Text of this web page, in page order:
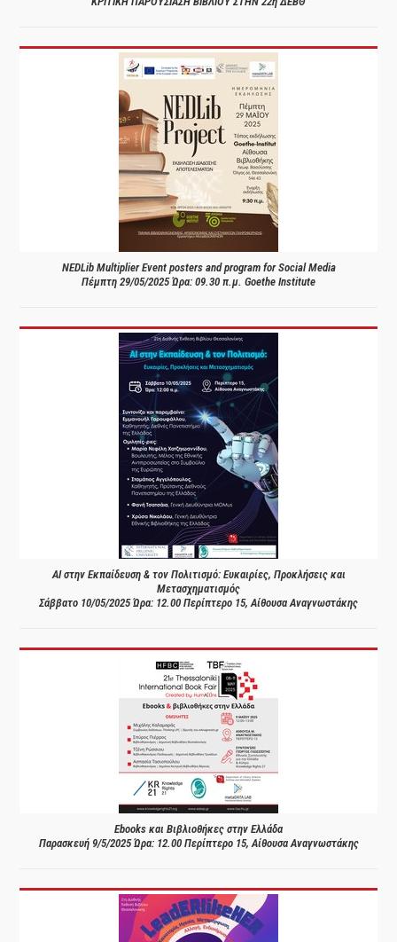
NEDLib Multiplier Event posters and program for Social Media
Πέμπτη 29/05/2025 Ώρα: 09.30 π.μ. Goethe Institute
AI στην Εκπαίδευση & τον Πολιτισμό: Ευκαιρίες, Προκλήσεις και
Μετασχηματισμός
Σάββατο 10/05/2025 Ώρα: 12.00 Περίπτερο 15, Αίθουσα Αναγνωστάκης
Ebooks και Βιβλιοθήκες στην Ελλάδα
Παρασκευή 9/5/2025 Ώρα: 12.00 Περίπτερο 15, Αίθουσα Αναγνωστάκης